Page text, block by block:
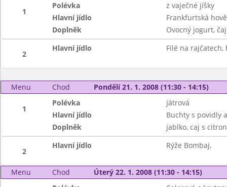
1
Polévka
z vaječné jíšky
Hlavní jídlo
Frankfurtská
Doplněk
Ovocný jogurt,
2
Hlavní jídlo Filé na rajčatech,
Menu Chod Pondělí 21. 1. 2008 (11:30 - 14:15)
1
Polévka
játrová
Hlavní jídlo
Buchty s povidly
Doplněk
jablko, caj s
2
Hlavní jídlo Rýže Bombaj,
Menu Chod
Úterý 22. 1. 2008 (11:30 - 14:15)